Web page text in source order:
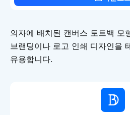
의자에 배치된 캔버스 토트백 모
브랜딩이나 로고 인쇄 디자인을
유용합니다.